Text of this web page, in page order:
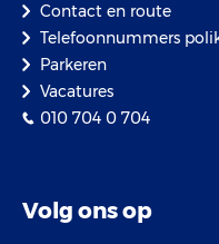
Contact en route
Telefoonnummers
Parkeren
Vacatures
010 704 0 704
Volg ons op